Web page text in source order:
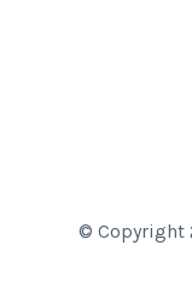
© Copyright